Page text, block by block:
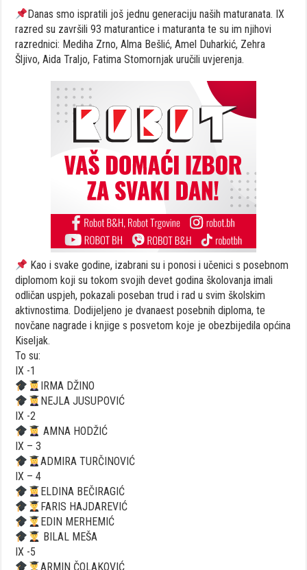
Danas smo ispratili još jednu generaciju naših maturanata. IX
razred su završili 93 maturantice i maturanta te su im njihovi
razrednici: Mediha Zrno, Alma Bešlić, Amel Duharkić, Zehra
Šljivo, Aida Traljo, Fatima Stomornjak uručili uvjerenja.
Kao i svake godine, izabrani su i ponosi i učenici s posebnom
diplomom koji su tokom svojih devet godina školovanja imali
odličan uspjeh, pokazali poseban trud i rad u svim školskim
aktivnostima. Dodijeljeno je dvanaest posebnih diploma, te
novčane nagrade i knjige s posvetom koje je obezbijedila općina
Kiseljak.
To su:
IX -1
IRMA DŽINO
NEJLA JUSUPOVIĆ
IX -2
AMNA HODŽIĆ
IX – 3
ADMIRA TURČINOVIĆ
IX – 4
ELDINA BEČIRAGIĆ
FARIS HAJDAREVIĆ
EDIN MERHEMIĆ
BILAL MEŠA
IX -5
ARMIN ČOLAKOVIĆ